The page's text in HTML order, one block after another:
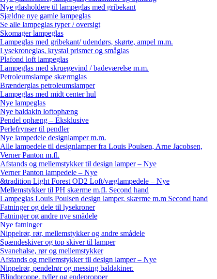
Nye glasholdere til lampeglas med gribekant
Sjældne nye gamle lampeglas
Se alle lampeglas typer / oversigt
Skomager lampeglas
Lampeglas med gribekant/ udendørs, skørte, ampel m.m.
Lysekroneglas, krystal prismer og småglas
Plafond loft lampeglas
Lampeglas med skruegevind / badeværelse m.m.
Petroleumslampe skærmglas
Brænderglas petroleumslamper
Lampeglas med midt center hul
Nye lampeglas
Nye baldakin loftophæng
Pendel ophæng – Eksklusive
Perlefrynser til pendler
Nye lampedele designlamper m.m.
Alle lampedele til designlamper fra Louis Poulsen, Arne Jacobsen,
Verner Panton m.fl.
Afstands og mellemstykker til design lamper – Nye
Verner Panton lampedele – Nye
&tradition Light Forest OD2 Loft/væglampedele – Nye
Mellemstykker til PH skærme m.fl. Second hand
Lampeglas Louis Poulsen design lamper, skærme m.m Second hand
Fatninger og dele til lysekroner
Fatninger og andre nye smådele
Nye fatninger
Nippelrør, rør, mellemstykker og andre smådele
Spændeskiver og top skiver til lamper
Svanehalse, rør og mellemstykker
Afstands og mellemstykker til design lamper – Nye
Nippelrør, pendelrør og messing baldakiner.
Blindproppe, tyller og endepropper